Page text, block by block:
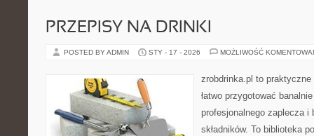
PRZEPISY NA DRINKI
POSTED BY ADMIN STY - 17 - 2026 MOŻLIWOŚĆ
zrobdrinka.pl to
łatwo przygotować
profesjonalnego zaplecza i
składników. To biblioteka